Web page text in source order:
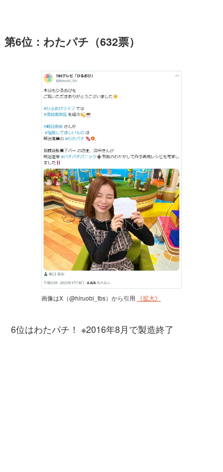
第6位：わたパチ（632票）
画像はX（@hiruobi_tbs）から引用 《拡大》
6位はわたパチ！ ※2016年8月で製造終了